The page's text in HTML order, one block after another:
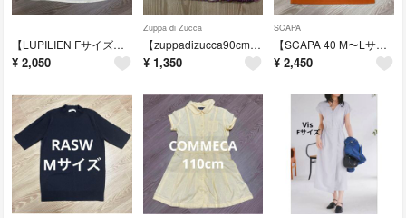
【LUPILIEN Fサイズ】フリル袖Tシャツアイボリー白トップス半袖ホワイト
¥ 2,050
Zuppa di Zucca
【zuppadizucca90cm】花柄ノースリーブチュニックTシャツ半袖女の子
¥ 1,350
SCAPA
【SCAPA 40 M〜Lサイズ】半袖カットソーオレンジブラウストップス
¥ 2,450